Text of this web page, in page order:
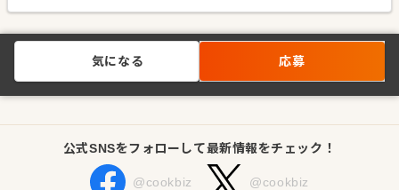
気になる 応募
公式SNSをフォローして最新情報をチェック！
@cookbiz @cookbiz